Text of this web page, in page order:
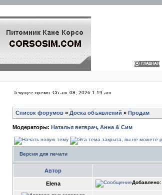
Текущее время: Сб авг 08, 2026 1:19 am
Список форумов » Доска объявлений » Продам
Модераторы: Наталья ветврач, Анна & Сим
Версия для печати
Автор
Elena Добавлено: